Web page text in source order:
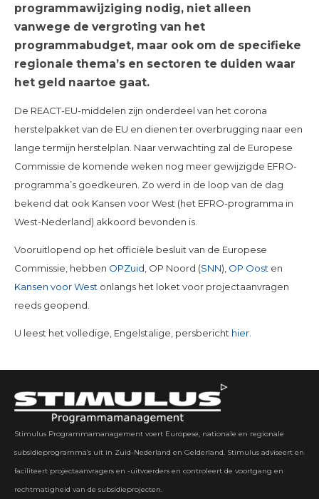
programmawijziging nodig, niet alleen
vanwege de vergroting van het
programmabudget, maar ook om de specifieke
regionale thema’s en sectoren te duiden waar
het geld naartoe gaat.
De REACT-EU-middelen zijn onderdeel van het corona
herstelpakket van de EU en dienen ter overbrugging naar een
lange termijn herstelplan. Naar verwachting zal de Europese
Commissie de komende weken nog meer gewijzigde EFRO-
programma’s goedkeuren. Zo werd in de loop van de dag
bekend dat ook Kansen voor West (het EFRO-programma in
West-Nederland) akkoord bevonden is.
Vooruitlopend op het officiële besluit van de Europese
Commissie, hebben OPZuid , OP Noord (SNN), OP Oost en
Kansen voor West onlangs het loket voor projectaanvragen
reeds geopend.
U leest het volledige, Engelstalige, persbericht hier.
Stimulus Programmamanagement voert Europese, nationale en regionale
subsidieprogramma’s uit in Zuid-Nederland en Gelderland. Stimulus adviseert en
faciliteert projectaanvragers en -uitvoerders en controleert de voortgang en
rechtmatigheid van de subsidieprojecten.